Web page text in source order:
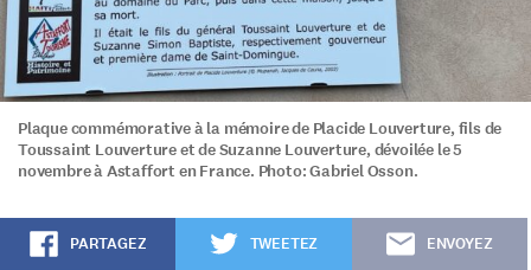
Plaque commémorative à la mémoire de Placide Louverture, fils de
Toussaint Louverture et de Suzanne Louverture, dévoilée le 5
novembre à Astaffort en France. Photo: Gabriel Osson.
PARTAGEZ TWEETEZ ENVOYEZ